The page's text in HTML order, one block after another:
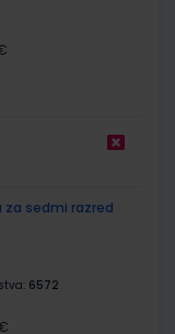
za sedmi razred
6572